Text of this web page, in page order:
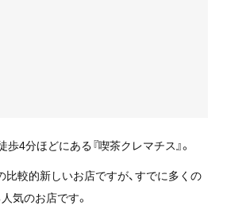
4分ほどにある『喫茶クレマチス』。
較的新しいお店ですが、すでに多くの
気のお店です。